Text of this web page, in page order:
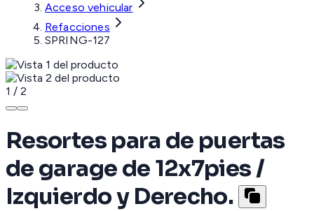
Acceso vehicular
Refacciones
SPRING-127
1 / 2
Resortes para de puertas
de garage de 12x7pies /
Izquierdo y Derecho.